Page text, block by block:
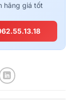
hãng giá tốt